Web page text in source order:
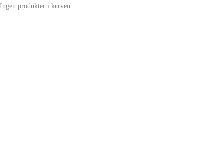
Ingen produkter i kurven